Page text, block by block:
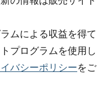
ムによる収益を得て
プログラムを使用し
バシーポリシーをご